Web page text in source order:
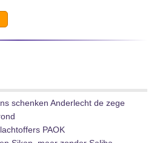
schenken Anderlecht de zege
PAOK